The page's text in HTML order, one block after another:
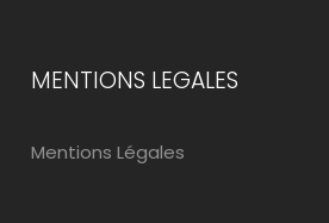
MENTIONS LEGALES
Mentions Légales